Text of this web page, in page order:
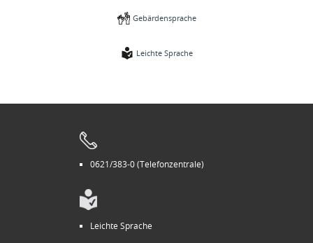
Gebärdensprache
Leichte Sprache
0621/383-0 (Telefonzentrale)
Leichte Sprache